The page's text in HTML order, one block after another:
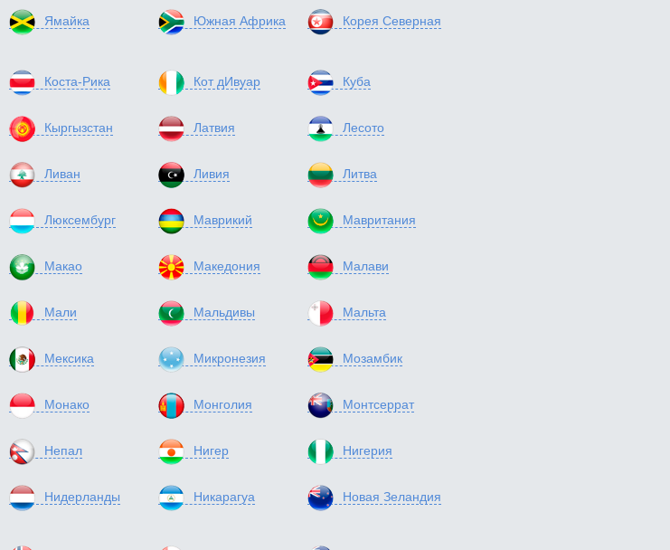
Ямайка Южная Африка Корея Северная
Коста-Рика Кот дИвуар Куба
Кыргызстан Латвия Лесото
Ливан Ливия Литва
Люксембург Маврикий Мавритания
Макао Македония Малави
Мали Мальдивы Мальта
Мексика Микронезия Мозамбик
Монако Монголия Монтсеррат
Непал Нигер Нигерия
Нидерланды Никарагуа Новая Зеландия